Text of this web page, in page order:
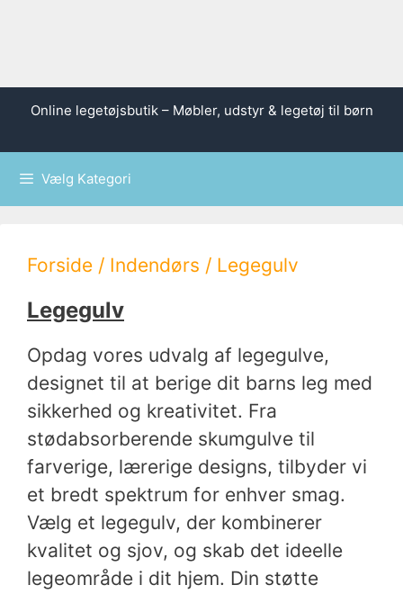
Online legetøjsbutik – Møbler, udstyr & legetøj til børn
Vælg Kategori
Forside / Indendørs / Legegulv
Legegulv
Opdag vores udvalg af legegulve,
designet til at berige dit barns leg med
sikkerhed og kreativitet. Fra
stødabsorberende skumgulve til
farverige, lærerige designs, tilbyder vi
et bredt spektrum for enhver smag.
Vælg et legegulv, der kombinerer
kvalitet og sjov, og skab det ideelle
legeområde i dit hjem. Din støtte